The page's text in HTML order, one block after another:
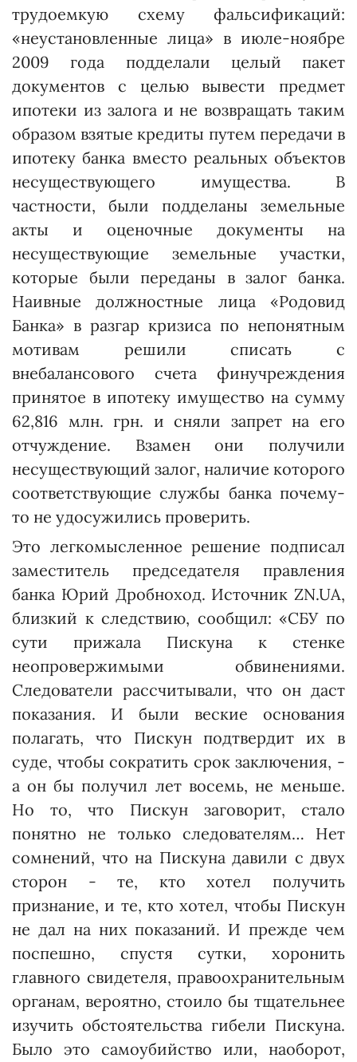
трудоемкую схему фальсификаций:
«неустановленные лица» в июле-ноябре
2009 года подделали целый пакет
документов с целью вывести предмет
ипотеки из залога и не возвращать таким
образом взятые кредиты путем передачи в
ипотеку банка вместо реальных объектов
несуществующего имущества. В
частности, были подделаны земельные
акты и оценочные документы на
несуществующие земельные участки,
которые были переданы в залог банка.
Наивные должностные лица «Родовид
Банка» в разгар кризиса по непонятным
мотивам решили списать с
внебалансового счета финучреждения
принятое в ипотеку имущество на сумму
62,816 млн. грн. и сняли запрет на его
отчуждение. Взамен они получили
несуществующий залог, наличие которого
соответствующие службы банка почему-
то не удосужились проверить.
Это легкомысленное решение подписал
заместитель председателя правления
банка Юрий Дробноход. Источник ZN.UA,
близкий к следствию, сообщил: «СБУ по
сути прижала Пискуна к стенке
неопровержимыми обвинениями.
Следователи рассчитывали, что он даст
показания. И были веские основания
полагать, что Пискун подтвердит их в
суде, чтобы сократить срок заключения, -
а он бы получил лет восемь, не меньше.
Но то, что Пискун заговорит, стало
понятно не только следователям… Нет
сомнений, что на Пискуна давили с двух
сторон - те, кто хотел получить
признание, и те, кто хотел, чтобы Пискун
не дал на них показаний. И прежде чем
поспешно, спустя сутки, хоронить
главного свидетеля, правоохранительным
органам, вероятно, стоило бы тщательнее
изучить обстоятельства гибели Пискуна.
Было это самоубийство или, наоборот,